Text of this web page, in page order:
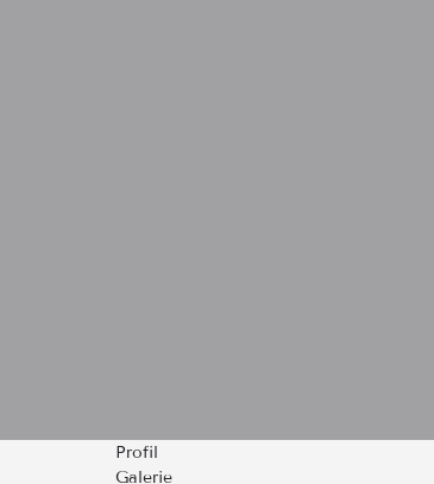
Profil
Galerie